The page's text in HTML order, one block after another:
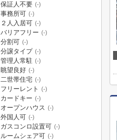
保証人不要 (-)
事務所可 (-)
２人入居可 (-)
バリアフリー (-)
分割可 (-)
分譲タイプ (-)
管理人常駐 (-)
眺望良好 (-)
二世帯住宅 (-)
フリーレント (-)
カードキー (-)
オープンハウス (-)
外国人可 (-)
ガスコンロ設置可 (-)
ルームシェア可 (-)